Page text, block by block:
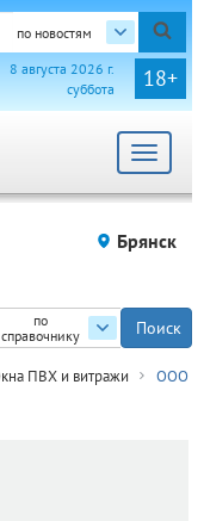
по новостям
18+
8 августа 2026 г.
суббота
Toggle
Брянск
по
справочнику
ПВХ и витражи
ООО